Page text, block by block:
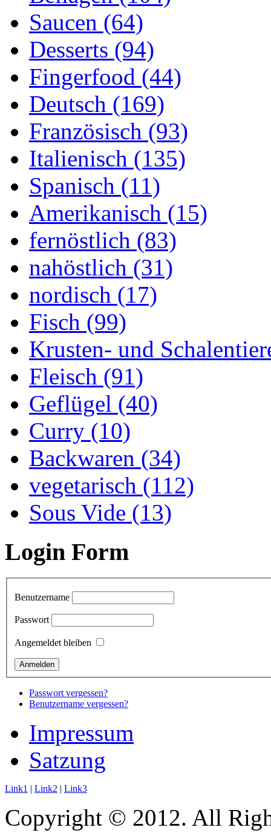
Saucen (64)
Desserts (94)
Fingerfood (44)
Deutsch (169)
Französisch (93)
Italienisch (135)
Spanisch (11)
Amerikanisch (15)
fernöstlich (83)
nahöstlich (31)
nordisch (17)
Fisch (99)
Krusten- und
Fleisch (91)
Geflügel (40)
Curry (10)
Backwaren (34)
vegetarisch (112)
Sous Vide (13)
Login Form
Benutzername
Passwort
Angemeldet bleiben
Passwort vergessen?
Benutzername vergessen?
Impressum
Satzung
Link1 | Link2 | Link3
Copyright © 2012. All